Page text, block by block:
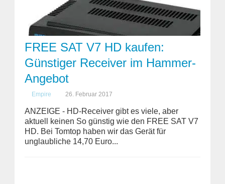
FREE SAT V7 HD kaufen:
Günstiger Receiver im Hammer-
Angebot
Empire 26. Februar 2017
ANZEIGE - HD-Receiver gibt es viele, aber
aktuell keinen So günstig wie den FREE SAT V7
HD. Bei Tomtop haben wir das Gerät für
unglaubliche 14,70 Euro...